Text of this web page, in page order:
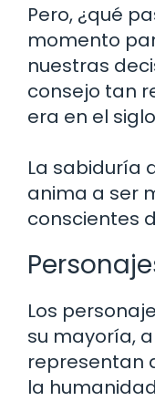
Pero, ¿qué
momento
nuestras
consejo tan
era en el siglo
La sabiduría
anima a ser
conscientes
Los
su mayoría,
representan
la